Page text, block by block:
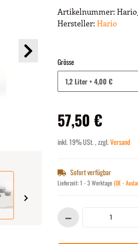
Artikelnummer:
Hersteller: Hario
Grösse
1,2 Liter+ 4,00 €
57,50 €
inkl. 19% USt. , zzgl.Versand
Sofort verfügbar
Lieferzeit:1 - 3 Werktage(DE -